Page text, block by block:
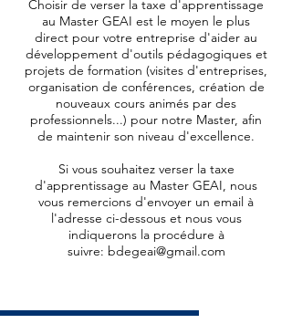
Choisir de verser la taxe d'apprentissage
au Master GEAI est le moyen le plus
direct pour votre entreprise d'aider au
développement d'outils pédagogiques et
projets de formation (visites d'entreprises,
organisation de conférences, création de
nouveaux cours animés par des
professionnels...) pour notre Master, afin
de maintenir son niveau d'excellence.
Si vous souhaitez verser la taxe
d'apprentissage au Master GEAI, nous
vous remercions d'envoyer un email à
l'adresse ci-dessous et nous vous
indiquerons la procédure à
suivre: bdegeai@gmail.com